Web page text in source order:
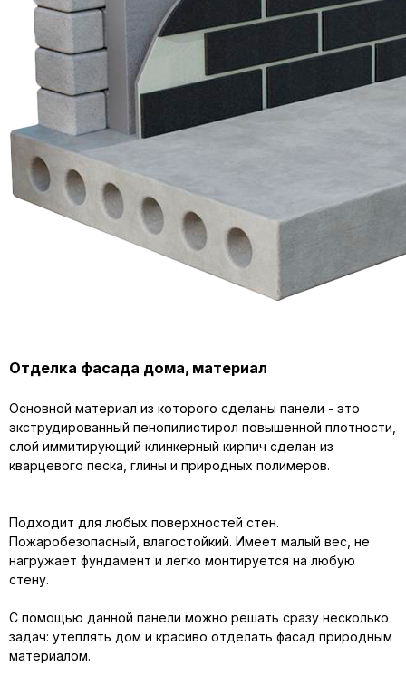
Отделка фасада дома, материал
Основной материал из которого сделаны панели - это
экструдированный пенопилистирол повышенной плотности,
слой иммитирующий клинкерный кирпич сделан из
кварцевого песка, глины и природных полимеров.
Подходит для любых поверхностей стен.
Пожаробезопасный, влагостойкий. Имеет малый вес, не
нагружает фундамент и легко монтируется на любую
стену.
С помощью данной панели можно решать сразу несколько
задач: утеплять дом и красиво отделать фасад природным
материалом.